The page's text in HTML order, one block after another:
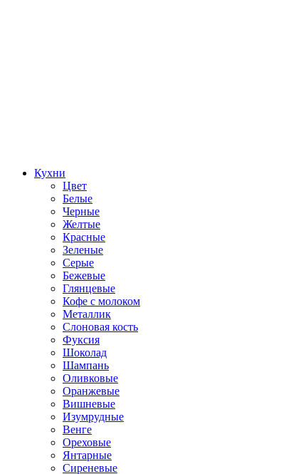
Кухни
Цвет
Белые
Черные
Желтые
Красные
Зеленые
Серые
Бежевые
Глянцевые
Кофе с молоком
Металлик
Слоновая кость
Фуксия
Шоколад
Шампань
Оливковые
Оранжевые
Вишневые
Изумрудные
Венге
Ореховые
Янтарные
Сиреневые